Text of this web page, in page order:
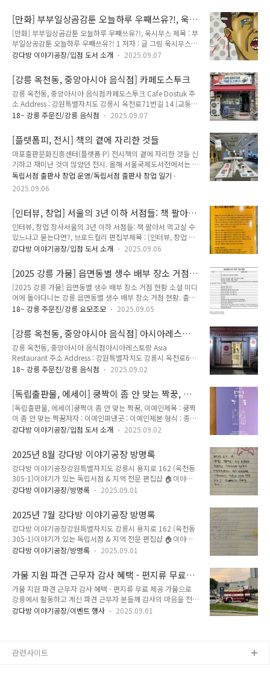
월 1일ISBN : 979-11-90604-40-6 (03810) 강다방 이야기공
장강원특별자치도 강릉시 용지로 162 (옥천동 305-1)독립서점
& 지역 전문 편집샵 🌊지역의 이야기를 발굴하고, 지역과 여행
자를 연결합니다 🌲강릉에 대한 이야기를 강다방 이야기공장에
서 만나보세요 📚강릉역 도보 5분 거리 위치 🚄 블로그
[만화] 부부일상곰감툰 오늘하루 우째쓰유?!, 욱
시무스
[만화] 부부일상곰감툰 오늘하루 우째쓰유?!, 욱시무스 제목 : 부
부일상공감툰 오늘하루 우째쓰유?! 1 저자 : 글 그림 욱시무스
펴낸곳 : 하늘세상제본 형식 : 종이책 - 무선제본쪽수 : 211쪽크
ISBN : 979-11-983344-1-1 (07810) 강다방 이야기공장강원
특별자치도 강릉시 용지로 162 (옥천동 305-1)독립서점 & 지
역 전문 편집샵 🌊지역의 이야기를 발굴하고, 지역과 여행자를
연결합니다 🌲강릉에 대한 이야기를 강다방 이야기공장에서 만
나보세요 📚강릉역 도보 5분 거리 위치 🚄 블로그
https://smartstore..
강다방 이야기공장/입점 도서 소개 2025.09.07
[강릉 옥천동, 중앙아시아 음식점] 카페도스투크
강릉 옥천동, 중앙아시아 음식점카페도스투크 Cafe Dostuk 주
소 Address : 강원특별자치도 강릉시 옥천로71번길 14 (교동
142-22)14 Okcheon-ro 71beon-gil, Gangneung-si,
10:00~22:00, 이름은 카페이지만 중앙아시아 음식을 파는 곳.
매장 간판에 그려진 국기는 키르기스스탄이다. 매장에 화덕이 있
고 다른 중앙아시아 음식점 보다 고기파이(삼사) 종류가 더 많았
다. 네이버 지도에서 보기https://naver.me/FeXbYISY 네이버
지도카페도스투크map.naver.com 카카오 지도에서 보기
https://place.map.kakao.com/1640378452..
18~ 강릉 주문진/강릉 음식점 2025.09.07
[플랫폼피, 전시] 책의 곁에 자리한 것들
마포출판문화진흥센터(플랫폼 P) 전시책의 곁에 자리한 것들 신
기하고 재미난 것이 많았던 전시. 올해 서울국제도서전에서는 유
독 굿즈에 대한 이야기가 많이 나왔다. 굿즈에 대해 사람마다 호
불호는 있겠지만, 어쨌든 현 출판업계의 추세이자 현실이 아닐까
싶다. 앞으로 출판업계는 또 어떠한 모습으로 변화하게 될지 고
었을까요?굿즈는 책이 가지고 있는 물성을 넘어, 독자의 손길과
일상에 녹아드는 새로운 감각의 출판콘텐츠입니다. 이제 출판 굿
즈는 단순한 판촉물이 아닌, 새로운 출판 문화를 적극적으로 재
정의하는 요소가 되고 있습니다.이번 전시에서는 굿즈와 탄생과
진화의 과정, 읽는 사람들을 둘러싸고 형성되는 독서 문화를 구
독립서점 출판사 창업 운영/독립서점 출판사 창업 일기
2025.09.06
[인터뷰, 창업] 서울의 3년 이하 서점들: 책 팔아
서 먹고살 수 있느냐고 묻는다면?, 브로드컬리 편
집부
인터뷰, 창업 장사서울의 3년 이하 서점들: 책 팔아서 먹고살 수
있느냐고 묻는다면?, 브로드컬리 편집부제목 : [인터뷰, 창업 장
사] 서울의 3년 이하 서점들: 책 팔아서 먹고살 수 있느냐고 묻는
종이책 - 무선제본쪽수 : 33쪽크기 : 110x170mm가격 :
15,000원발행일 : 2016년 9월 9일ISBN : 979-11-957209-1-
0 (04000) 책방 창업을 준비하고 있다면 반드시 읽어야 할 책.
약 10년 전 나온 책이고 몇몇 책방은 현재 사라졌지만, 출판계와
서점의 사정은 10년 전과 동일한 듯 하다. 강다방은 책방을 운영
는 왜 서점을 하고 있는걸까? 책 팔아..
강다방 이야기공장/입점 도서 소개 2025.09.06
[2025 강릉 가뭄] 읍면동별 생수 배부 장소 거점
현황
[2025 강릉 가뭄] 읍면동별 생수 배부 장소 거점 현황 소셜 미디
어에 돌아다니는 강릉 읍면동별 생수 배부 장소 거점 현황. 출처
는 명확하지 않는데, 강다방이 있는 옥천동 등을 보면 내용이 일
아직까지 안내되고 있는 내용이 없다. 나중에 비슷한 일이 발생
했을 때 도움이 되지 않을까 싶은 마음에 기록해본다. 이 글을 보
고 생수를 수령하려는 사람이 있다면 읍면동 주민센터에 꼭 한
번 더 확인해 보고 가길 바란다. 읍면동별 생수 배부 거점 현황읍
면동 / 일자 / 생수 배부 거점- 주문진읍 : 제외- 성산면 (9/5) : 각
(9/5~9/6) : 면사무소-이장님들이 리별로 면사무소에서 수령
배..
18~ 강릉 주문진/강릉 요모조모 2025.09.05
[강릉 옥천동, 중앙아시아 음식점] 아시아레스토
랑
강릉 옥천동, 중앙아시아 음식점아시아레스토랑 Asia
Restaurant 주소 Address : 강원특별자치도 강릉시 옥천로65
번길 10 (옥천동 275-15)10 Okcheon-ro 65beon-gil,
Prices :카잔 케밥 Kazan Kebab 11,000원양고기 케밥 Qoy
Shaslik 6,000원삼사 Somsa 3,500원빵 Non 2,000원슈르파
Shorva 9,000원필라프 볶음밥 Osh Pilaf 10,000원 옥천동 중
앙아시아인들이 많이 사는 골목에 있는 음식점. 사람마다 취향은
다 다르지만, 개인적으로 삼사(고기만두)는 여기가 가장 맛있다.
18~ 강릉 주문진/강릉 음식점 2025.09.02
[독립출판물, 에세이] 쿵짝이 좀 안 맞는 짝꿍, 이
예인
[독립출판물, 에세이]쿵짝이 좀 안 맞는 짝꿍, 이예인제목 : 쿵짝
이 좀 안 맞는 짝꿍저자 : 이예인펴낸곳 : 이예인제본 형식 : 종이
책 - 무선제본쪽수 : 171쪽크기 : 128x190mm가격 : 14,000원
자치도 강릉시 용지로 162 (옥천동 305-1)독립서점 & 지역 전
문 편집샵 🌊지역의 이야기를 발굴하고, 지역과 여행자를 연결
합니다 🌲강릉에 대한 이야기를 강다방 이야기공장에서 만나보
세요 📚강릉역 도보 5분 거리 위치 🚄 블로그
https://kangdbang.tistory.com스마트스토어
https://www.i..
강다방 이야기공장/입점 도서 소개 2025.09.02
2025년 8월 강다방 이야기공장 방명록
강다방 이야기공장강원특별자치도 강릉시 용지로 162 (옥천동
305-1)이야기가 있는 독립서점 & 지역 전문 편집샵 🏠이야기
를 팝니다. 지역과 다양한 사람들의 이야기를 소개하고 연결합니
된 더 많은 정보는아래 블로그, 인스타그램 등 사회 관계망 서비
스(SNS)를 통해 확인할 수 있습니다.블로그
https://kangdbang.tistory.com스마트스토어
https://smartstore.naver.com/kangdbang인스타그램
https://www.instagram.com/kangdbang페이스북
https://mobile.twitter.com/kangdbang핀터레스..
강다방 이야기공장/방명록 2025.09.01
2025년 7월 강다방 이야기공장 방명록
강다방 이야기공장강원특별자치도 강릉시 용지로 162 (옥천동
305-1)이야기가 있는 독립서점 & 지역 전문 편집샵 🏠이야기
를 팝니다. 지역과 다양한 사람들의 이야기를 소개하고 연결합니
된 더 많은 정보는아래 블로그, 인스타그램 등 사회 관계망 서비
스(SNS)를 통해 확인할 수 있습니다.블로그
https://kangdbang.tistory.com스마트스토어
https://smartstore.naver.com/kangdbang인스타그램
https://www.instagram.com/kangdbang페이스북
강다방 이야기공장/방명록 2025.09.01
가뭄 지원 파견 근무자 감사 혜택 - 편지류 무료
제공
가뭄 지원 파견 근무자 감사 혜택 - 편지류 무료 제공 가뭄으로
강릉에서 활동하고 계신 파견 근무자 분들께 감사의 마음을 전하
고자, 강다방에서 소방관, 경찰, 군인 대상 특별 혜택을 마련했습
등 (강릉에서 직접적으로 가뭄 지원 업무를 하지 않은 분들까지
강다방 이야기공장/이벤트 행사 2025.09.01
관련사이트